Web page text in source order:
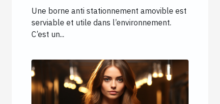
amovible ?
Une borne anti stationnement amovible est
serviable et utile dans l’environnement.
C’est un...